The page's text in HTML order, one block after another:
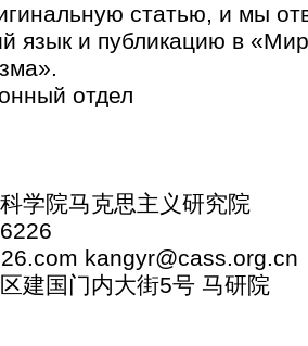
статью, и мы
язык и публикацию в
отдел
学院马克思主义研究院
kangyr@cass.org.cn
建国门内大街5号 马研院